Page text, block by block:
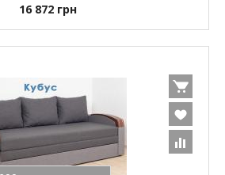
16 872 грн